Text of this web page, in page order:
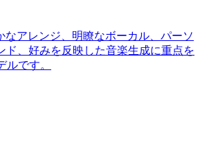
なアレンジ、明瞭なボーカル、パーソ
ド、好みを反映した音楽生成に重点を
です。